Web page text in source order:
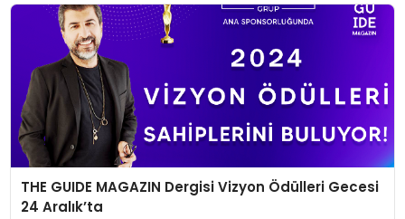
THE GUIDE MAGAZIN Dergisi Vizyon Ödülleri Gecesi
24 Aralık’ta